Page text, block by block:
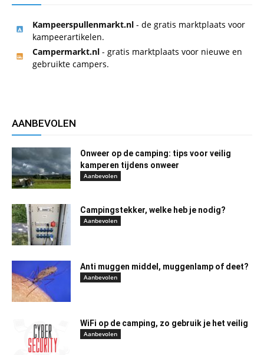
Kampeerspullenmarkt.nl - de gratis marktplaats voor
kampeerartikelen.
Campermarkt.nl - gratis marktplaats voor nieuwe en
gebruikte campers.
AANBEVOLEN
Onweer op de camping: tips voor veilig
kamperen tijdens onweer
Aanbevolen
Campingstekker, welke heb je nodig?
Aanbevolen
Anti muggen middel, muggenlamp of deet?
Aanbevolen
WiFi op de camping, zo gebruik je het veilig
Aanbevolen